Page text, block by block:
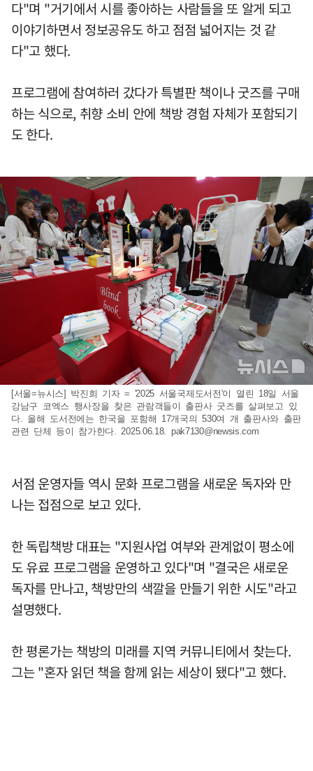
다"며 "거기에서 시를 좋아하는 사람들을 또 알게 되고
이야기하면서 정보공유도 하고 점점 넓어지는 것 같
다"고 했다.
프로그램에 참여하러 갔다가 특별판 책이나 굿즈를 구매
하는 식으로, 취향 소비 안에 책방 경험 자체가 포함되기
도 한다.
[서울=뉴시스] 박진희 기자 = '2025 서울국제도서전'이 열린 18일 서울
강남구 코엑스 행사장을 찾은 관람객들이 출판사 굿즈를 살펴보고 있
다. 올해 도서전에는 한국을 포함해 17개국의 530여 개 출판사와 출판
관련 단체 등이 참가한다. 2025.06.18. pak7130@newsis.com
서점 운영자들 역시 문화 프로그램을 새로운 독자와 만
나는 접점으로 보고 있다.
한 독립책방 대표는 "지원사업 여부와 관계없이 평소에
도 유료 프로그램을 운영하고 있다"며 "결국은 새로운
독자를 만나고, 책방만의 색깔을 만들기 위한 시도"라고
설명했다.
한 평론가는 책방의 미래를 지역 커뮤니티에서 찾는다.
그는 "혼자 읽던 책을 함께 읽는 세상이 됐다"고 했다.